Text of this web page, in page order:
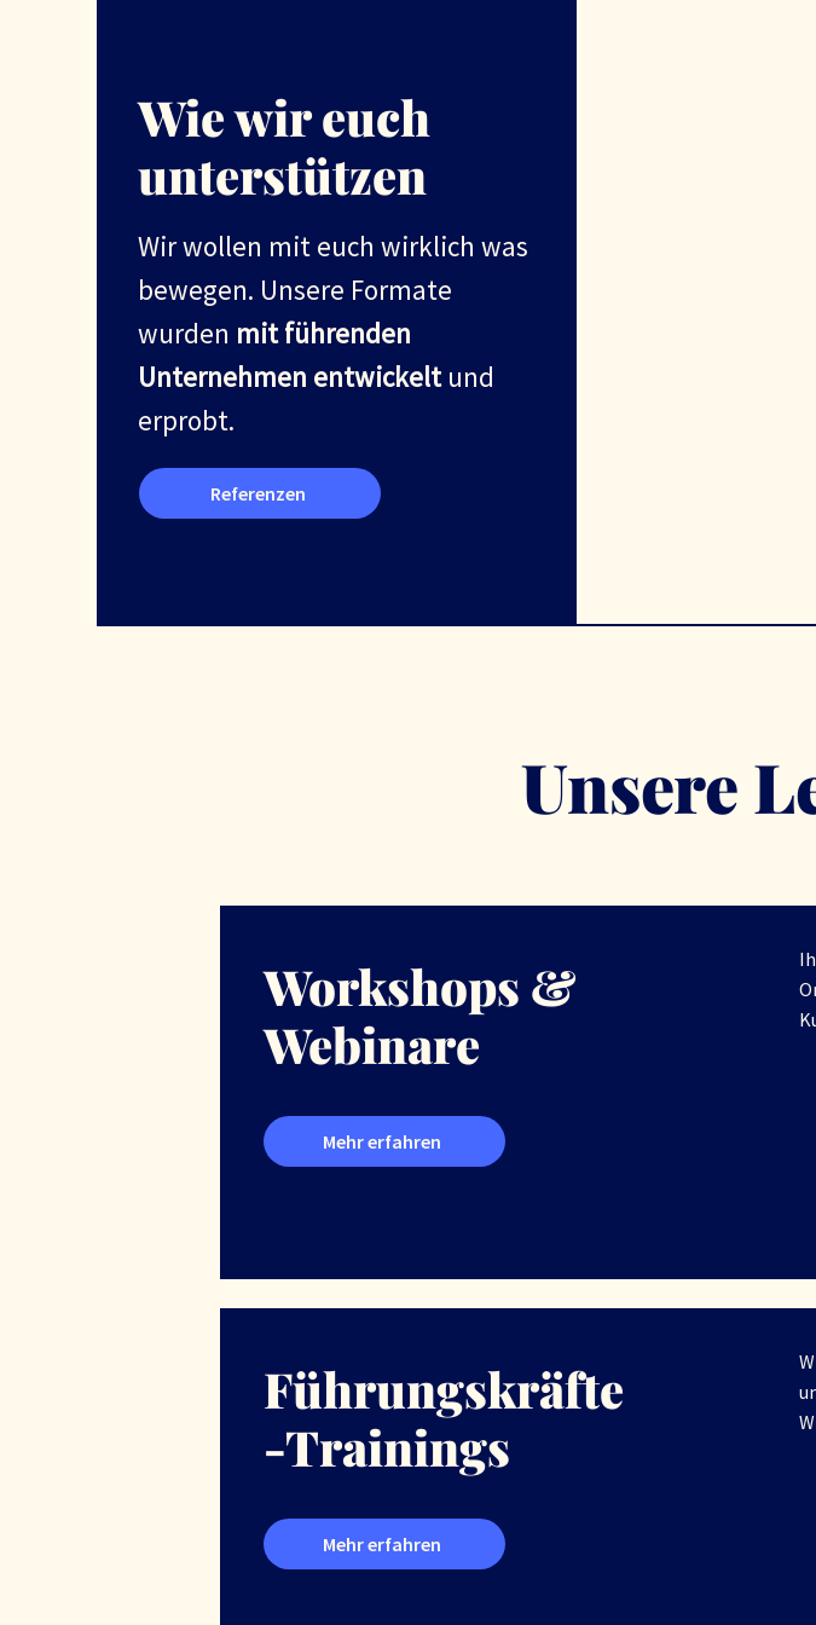
Wie wir euch
unterstützen
Wir wollen mit euch wirklich was
bewegen. Unsere Formate
wurden mit führenden
Unternehmen entwickeltund
erprobt.
Referenzen
Unsere
Workshops &
Webinare
Mehr erfahren
Führungskräfte
-Trainings
Mehr erfahren